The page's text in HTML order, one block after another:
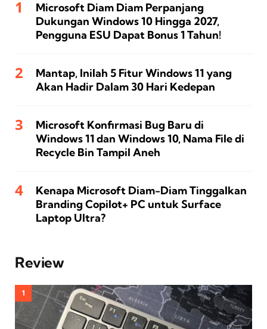
Microsoft Diam Diam Perpanjang
Dukungan Windows 10 Hingga 2027,
Pengguna ESU Dapat Bonus 1 Tahun!
Mantap, Inilah 5 Fitur Windows 11 yang
Akan Hadir Dalam 30 Hari Kedepan
Microsoft Konfirmasi Bug Baru di
Windows 11 dan Windows 10, Nama File di
Recycle Bin Tampil Aneh
Kenapa Microsoft Diam-Diam Tinggalkan
Branding Copilot+ PC untuk Surface
Laptop Ultra?
Review